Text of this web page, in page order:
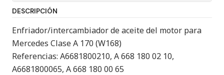
DESCRIPCIÓN
Enfriador/intercambiador de aceite del motor para
Mercedes Clase A 170 (W168)
Referencias: A6681800210, A 668 180 02 10,
A6681800065, A 668 180 00 65